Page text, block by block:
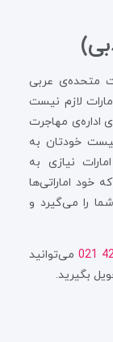
متحده‌ی عربی
لازم نیست
اداره‌ی مهاجرت
خودتان به
نیازی به
خود اماراتی‌ها
را می‌گیرد و
می‌توانید
بگیرید.